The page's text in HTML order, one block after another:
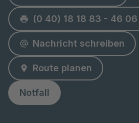
(0 40) 18 18 83 - 46 06
Nachricht schreiben
Route planen
Notfall